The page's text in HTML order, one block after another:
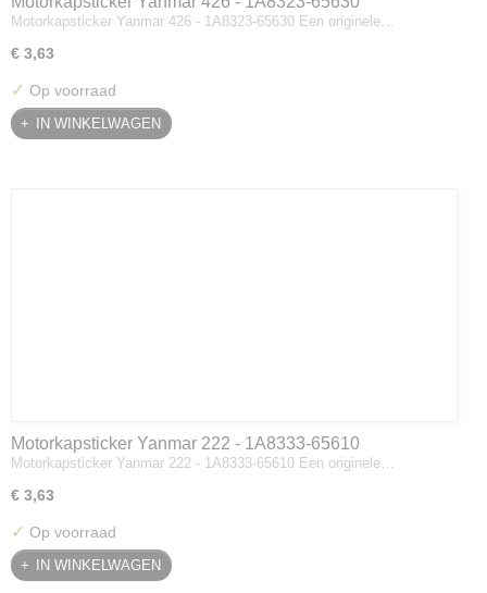
Motorkapsticker Yanmar 426 - 1A8323-65630 Een originele…
€ 3,63
✓ Op voorraad
IN WINKELWAGEN
Motorkapsticker Yanmar 222 - 1A8333-65610
Motorkapsticker Yanmar 222 - 1A8333-65610 Een originele…
€ 3,63
✓ Op voorraad
IN WINKELWAGEN